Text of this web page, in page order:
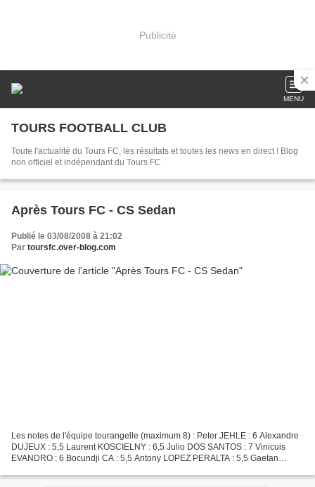
Publicité
MENU
TOURS FOOTBALL CLUB
Toute l'actualité du Tours FC, les résultats et toutes les news en direct ! Blog
non officiel et indépendant du Tours FC
Après Tours FC - CS Sedan
Publié le 03/08/2008 à 21:02
Par toursfc.over-blog.com
Les notes de l'équipe tourangelle (maximum 8) : Peter JEHLE : 6 Alexandre
DUJEUX : 5,5 Laurent KOSCIELNY : 6,5 Julio DOS SANTOS : 7 Vinicuis
EVANDRO : 6 Bocundji CA : 5,5 Antony LOPEZ PERALTA : 5,5 Gaetan